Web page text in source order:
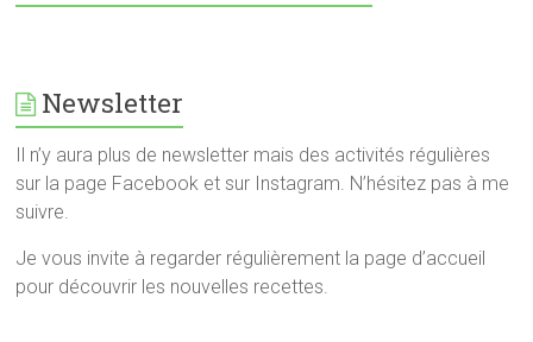
Newsletter
Il n’y aura plus de newsletter mais des activités régulières
sur la page Facebook et sur Instagram. N’hésitez pas à me
suivre.
Je vous invite à regarder régulièrement la page d’accueil
pour découvrir les nouvelles recettes.